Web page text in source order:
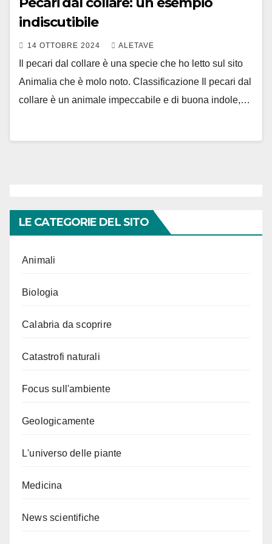
indiscutibile
14 OTTOBRE 2024 ALETAVE
Il pecari dal collare è una specie che ho letto sul sito
Animalia che è molo noto. Classificazione Il pecari dal
collare è un animale impeccabile e di buona indole,…
LE CATEGORIE DEL SITO
Animali
Biologia
Calabria da scoprire
Catastrofi naturali
Focus sull'ambiente
Geologicamente
L'universo delle piante
Medicina
News scientifiche